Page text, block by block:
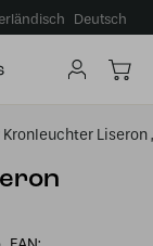
Deutsch
Liseron